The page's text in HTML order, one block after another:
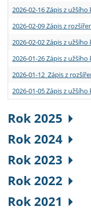
2026-02-16 Zápis z
2026-02-09 Zápis z
2026-02-02 Zápis z
2026-01-26 Zápis z
2026-01-12 Zápis z
2026-01-05 Zápis z
Rok 2025
Rok 2024
Rok 2023
Rok 2022
Rok 2021